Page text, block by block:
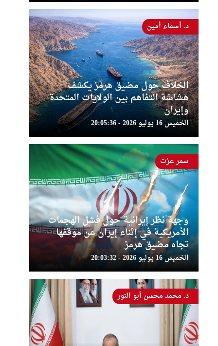
الخلاف حول مضيق هرمز يكشف
هشاشة التفاهم بين الولايات المتحدة
وإيران
الخميس 16 يوليو 2026 - 20:05:36
د. أسماء أمين
وجهة نظر إيرانية حول فشل الهجمات
الأمريكية في إثناء إيران عن موقفها
تجاه مضيق هرمز
الخميس 16 يوليو 2026 - 20:03:32
سمر عزت
د. محمد محسن أبو النور